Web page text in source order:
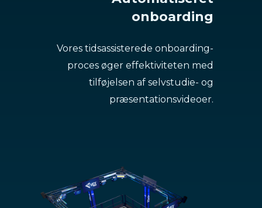
onboarding
Vores tidsassisterede onboarding-
proces øger effektiviteten med
tilføjelsen af selvstudie- og
præsentationsvideoer.